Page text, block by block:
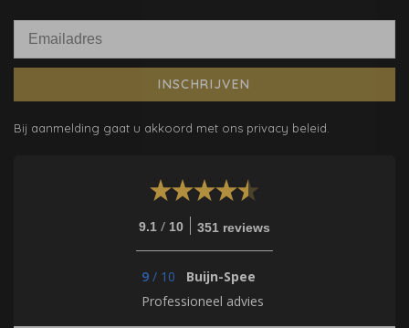
INSCHRIJVEN
Bij aanmelding gaat u akkoord met ons privacy beleid.
9.1 / 10 351 reviews
9 / 10
Buijn-Spee
Professioneel advies